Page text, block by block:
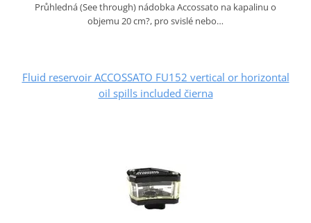
Průhledná (See through) nádobka Accossato na kapalinu o
objemu 20 cm?, pro svislé nebo…
Fluid reservoir ACCOSSATO FU152 vertical or horizontal
oil spills included čierna